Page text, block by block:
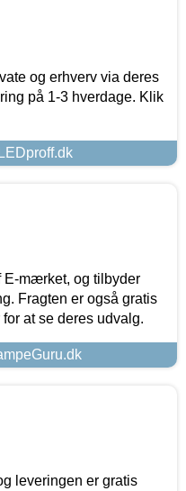
og erhverv via deres
på 1-3 hverdage. Klik
E-mærket, og tilbyder
Fragten er også gratis
at se deres udvalg.
leveringen er gratis